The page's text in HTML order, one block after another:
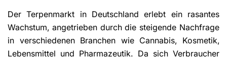
Der Terpenmarkt in Deutschland erlebt ein rasantes
Wachstum, angetrieben durch die steigende Nachfrage
in verschiedenen Branchen wie Cannabis, Kosmetik,
Lebensmittel und Pharmazeutik. Da sich Verbraucher